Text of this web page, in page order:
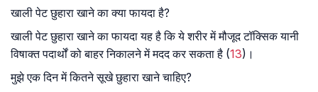
खाली पेट छुहारा खाने का क्या फायदा है?
खाली पेट छुहारा खाने का फायदा यह है कि ये शरीर में मौजूद टॉक्सिक यानी
विषाक्त पदार्थों को बाहर निकालने में मदद कर सकता है (13)।
मुझे एक दिन में कितने सूखे छुहारा खाने चाहिए?